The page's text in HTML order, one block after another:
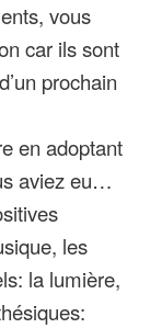
vous
car ils sont
prochain
en adoptant
aviez eu…
les
la lumière,